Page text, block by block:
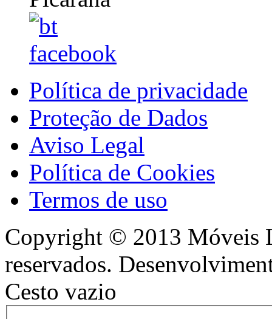
Política de privacidade
Proteção de Dados
Aviso Legal
Política de Cookies
Termos de uso
Copyright © 2013 Móveis
reservados.
Cesto vazio